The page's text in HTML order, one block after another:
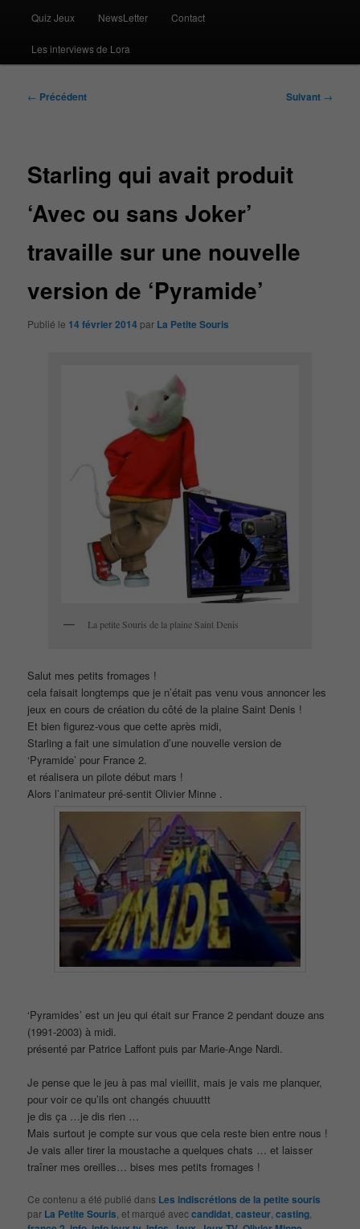
Quiz Jeux NewsLetter Contact
Les interviews de Lora
Navigation
← Précédent Suivant →
Starling qui avait produit
‘Avec ou sans Joker’
travaille sur une nouvelle
version de ‘Pyramide’
Publié le 14 février 2014 par La Petite Souris
La petite Souris de la plaine Saint Denis
Salut mes petits fromages !
cela faisait longtemps que je n’était pas venu vous annoncer les
jeux en cours de création du côté de la plaine Saint Denis !
Et bien figurez-vous que cette après midi,
Starling a fait une simulation d’une nouvelle version de
‘Pyramide’ pour France 2.
et réalisera un pilote début mars !
Alors l’animateur pré-sentit Olivier Minne .
‘Pyramides’ est un jeu qui était sur France 2 pendant douze ans
(1991-2003) à midi.
présenté par Patrice Laffont puis par Marie-Ange Nardi.
Je pense que le jeu à pas mal vieillit, mais je vais me planquer,
pour voir ce qu’ils ont changés chuuuttt
je dis ça …je dis rien …
Mais surtout je compte sur vous que cela reste bien entre nous !
Je vais aller tirer la moustache a quelques chats … et laisser
traîner mes oreilles… bises mes petits fromages !
Ce contenu a été publié dans Les indiscrétions de la petite souris
par La Petite Souris , et marqué aveccandidat ,casteur ,casting